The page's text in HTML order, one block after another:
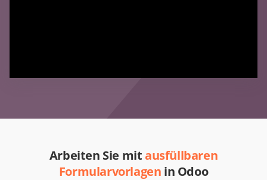
Arbeiten Sie mitausfüllbaren
Formularvorlagen in Odoo